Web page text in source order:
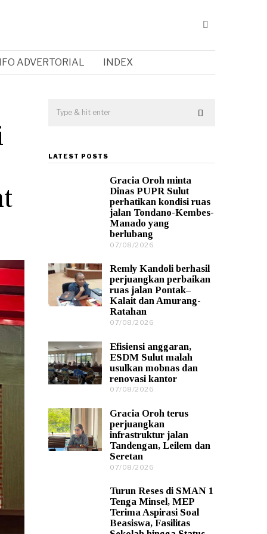
ADVERTORIAL INDEX
LATEST POSTS
Gracia Oroh minta
Dinas PUPR Sulut
perhatikan kondisi ruas
jalan Tondano-Kembes-
Manado yang
berlubang
07/08/2026
0
8
/
2
Remly Kandoli berhasil
perjuangkan perbaikan
ruas jalan Pontak–
Kalait dan Amurang-
Ratahan
07/08/2026
0
8
/
2
Efisiensi anggaran,
ESDM Sulut malah
usulkan mobnas dan
renovasi kantor
07/08/2026
0
8
/
2
Gracia Oroh terus
perjuangkan
infrastruktur jalan
Tandengan, Leilem dan
Seretan
07/08/2026
0
8
/
2
Turun Reses di SMAN 1
Tenga Minsel, MEP
Terima Aspirasi Soal
Beasiswa, Fasilitas